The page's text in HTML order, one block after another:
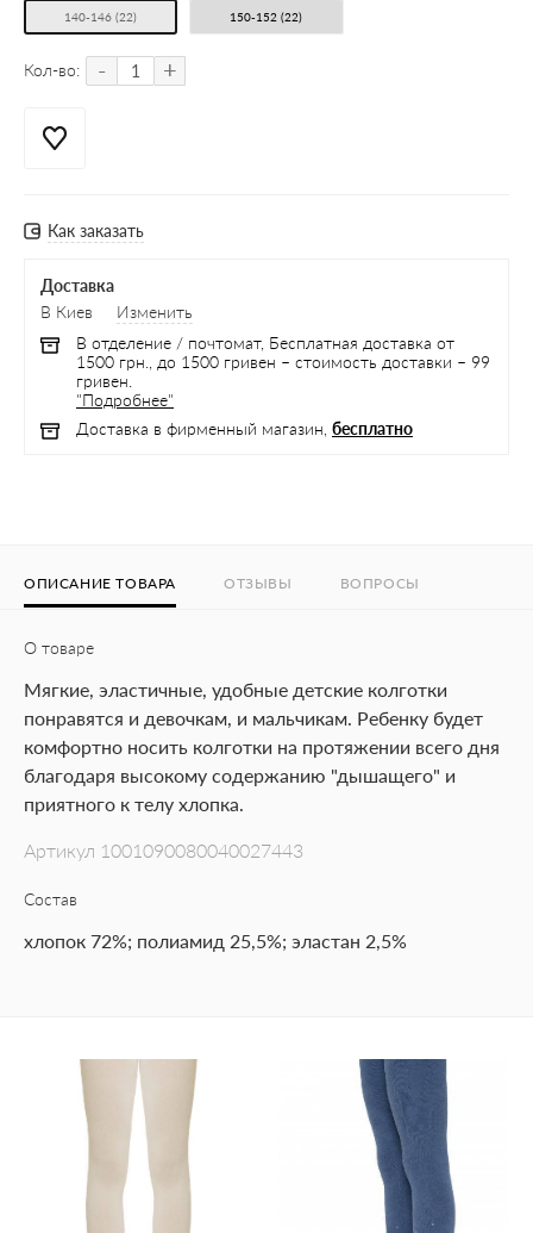
140-146 (22) 150-152 (22)
Кол-во: - +
Как заказать
Доставка
В Киев
Изменить
В отделение / почтомат, Бесплатная доставка от
1500 грн., до 1500 гривен – стоимость доставки – 99
гривен.
"Подробнее"
Доставка в фирменный магазин, бесплатно
ОПИСАНИЕ ТОВАРА ОТЗЫВЫ ВОПРОСЫ
О товаре
Мягкие, эластичные, удобные детские колготки
понравятся и девочкам, и мальчикам. Ребенку будет
комфортно носить колготки на протяжении всего дня
благодаря высокому содержанию "дышащего" и
приятного к телу хлопка.
Артикул 1001090080040027443
Состав
хлопок 72%; полиамид 25,5%; эластан 2,5%